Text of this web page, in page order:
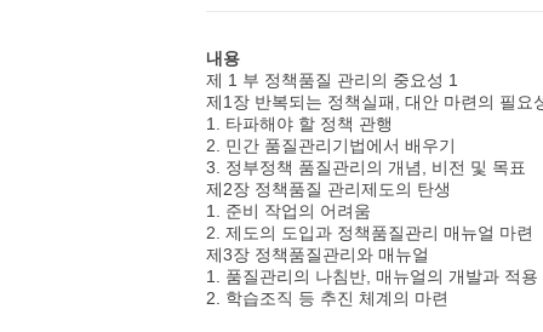
내용
제 1 부 정책품질 관리의 중요성 1
제1장 반복되는 정책실패, 대안 마련의 필요
1. 타파해야 할 정책 관행
2. 민간 품질관리기법에서 배우기
3. 정부정책 품질관리의 개념, 비전 및 목표
제2장 정책품질 관리제도의 탄생
1. 준비 작업의 어려움
2. 제도의 도입과 정책품질관리 매뉴얼 마련
제3장 정책품질관리와 매뉴얼
1. 품질관리의 나침반, 매뉴얼의 개발과 적용
2. 학습조직 등 추진 체계의 마련